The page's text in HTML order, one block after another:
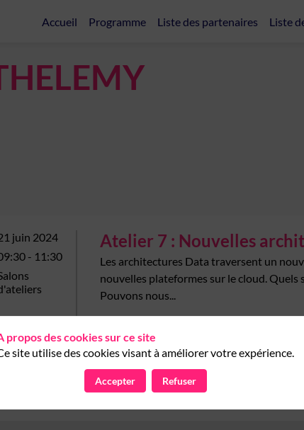
Accueil Programme Liste des partenaires Liste
juin 2024
- 11:30
Atelier 7 : Nouvelles
Les architectures Data traversent un
nouvelles plateformes sur le cloud. Quels
Pouvons nous...
YB
SOCIETE GENERALE
propos des cookies sur ce site
site utilise des cookies visant à améliorer votre expérience.
Accepter Refuser